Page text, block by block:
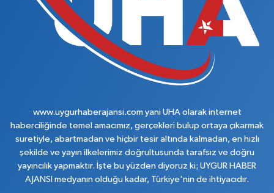
www.uygurhaberajansi.com yani UHA olarak internet
haberciliğinde temel amacımız, gerçekleri bulup ortaya çıkarmak
suretiyle, abartmadan ve hiçbir tesir altında kalmadan, en hızlı
şekilde ve yayın ilkelerimiz doğrultusunda tarafsız ve doğru
yayıncılık yapmaktır. İşte bu yüzden diyoruz ki; UYGUR HABER
AJANSI medyanın olduğu kadar, Türkiye'nin de ihtiyacıdır.